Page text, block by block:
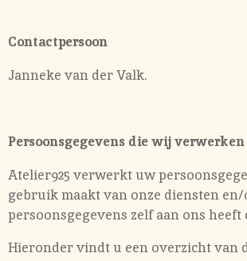
Contactpersoon
Janneke van der Valk.
Persoonsgegevens die wij verwerken
Atelier925 verwerkt uw
gebruik maakt van onze diensten
persoonsgegevens zelf aan ons heeft
Hieronder vindt u een overzicht van